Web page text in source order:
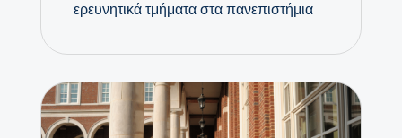
ερευνητικά τμήματα στα πανεπιστήμια